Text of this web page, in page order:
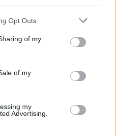
uses one or more Google
behaviour. You may click to
and its third-party tags to
purposes in below Google
Opt Outs
of my
of my
my
Advertising.
Wysoko, bo aż 7-1,
Wisłoka Dębica bez gry
Sokół Kolbuszowa...
Czwarta wygrana z
rzędu LKS-u